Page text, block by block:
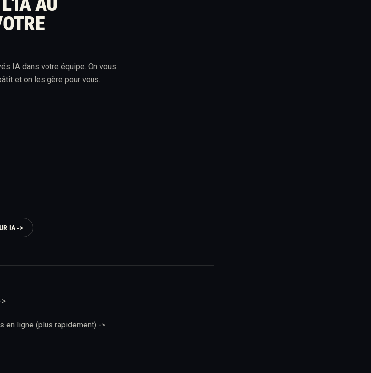
IA dans votre équipe. On vous
et on les gère pour vous.
IA ->
>
en ligne (plus rapidement) ->